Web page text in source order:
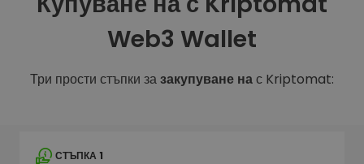
Web3 Wallet
Три прости стъпки зазакупуване нас Kriptomat:
СТЪПКА 1